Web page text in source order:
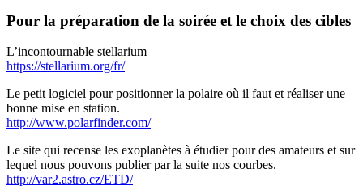
Pour la préparation de la soirée et le choix des cibles
L’incontournable stellarium
https://stellarium.org/fr/
Le petit logiciel pour positionner la polaire où il faut et réaliser une
bonne mise en station.
http://www.polarfinder.com/
Le site qui recense les exoplanètes à étudier pour des amateurs et sur
lequel nous pouvons publier par la suite nos courbes.
http://var2.astro.cz/ETD/